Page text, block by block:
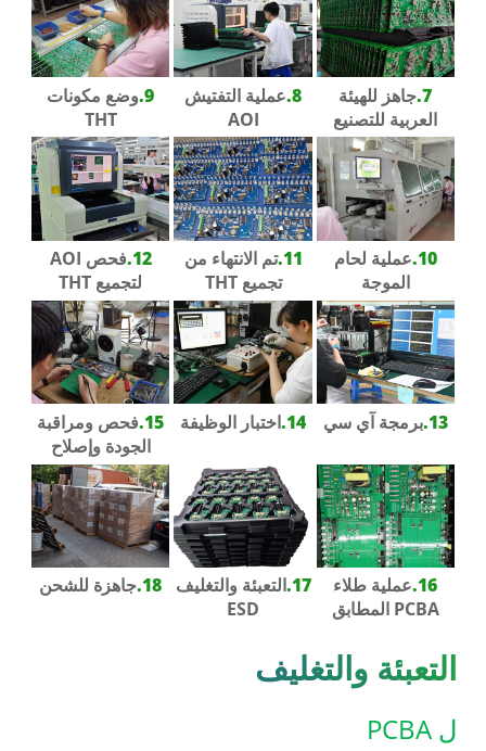
7. جاهز للهيئة
العربية للتصنيع
8. عملية التفتيش
AOI
9. وضع مكونات
THT
10. عملية لحام
الموجة
11. تم الانتهاء من
تجميع THT
12.
فحص AOI
لتجميع THT
13. برمجة آي سي 14. اختبار الوظيفة 15. فحص ومراقبة
الجودة وإصلاح
16. عملية طلاء
PCBA المطابق
17. التعبئة والتغليف
ESD
18. جاهزة للشحن
التعبئة والتغليف
ل PCBA